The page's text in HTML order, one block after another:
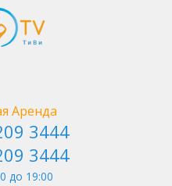
Аренда
3444
3444
до 19:00